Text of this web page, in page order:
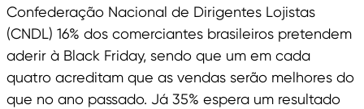
Confederação Nacional de Dirigentes Lojistas
(CNDL) 16% dos comerciantes brasileiros pretendem
aderir à Black Friday, sendo que um em cada
quatro acreditam que as vendas serão melhores do
que no ano passado. Já 35% espera um resultado